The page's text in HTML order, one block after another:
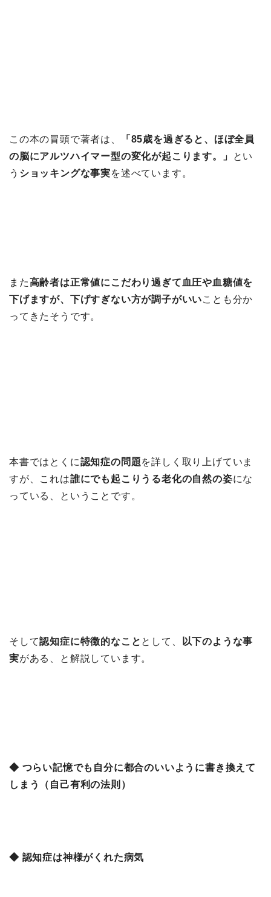
この本の冒頭で著者は、
「85歳を過ぎると、ほぼ全員
の脳にアルツハイマー型の変化が起こります。」
とい
う ショッキングな事実を述べています。
また高齢者は正常値にこだわり過ぎて血圧や血糖値を
下げますが、下げすぎない方が調子がいいことも分か
ってきたそうです。
本書ではとくに認知症の問題を詳しく取り上げていま
すが、これは誰にでも起こりうる老化の自然の姿にな
っている、ということです。
そして認知症に特徴的なこと として、
以下のような事
実がある、と解説しています。
◆ つらい記憶でも自分に都合のいいように書き換えて
しまう（自己有利の法則）
◆ 認知症は神様がくれた病気